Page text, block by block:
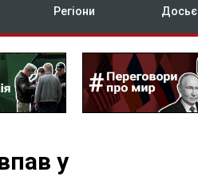
Регіони Досьє
у